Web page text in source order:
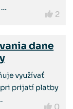
2
dane
využívať
prijatí platby
0